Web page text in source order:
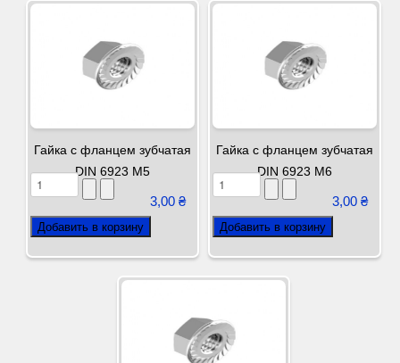
Гайка с фланцем зубчатая
DIN 6923 М5
3,00 ₴
Гайка с фланцем зубчатая
DIN 6923 М6
3,00 ₴